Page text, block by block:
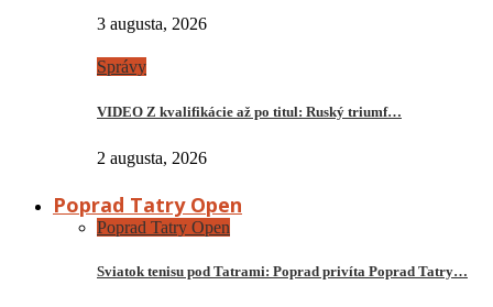
3 augusta, 2026
Správy
VIDEO Z kvalifikácie až po titul: Ruský triumf…
2 augusta, 2026
Poprad Tatry Open
Poprad Tatry Open
Sviatok tenisu pod Tatrami: Poprad privíta Poprad Tatry…